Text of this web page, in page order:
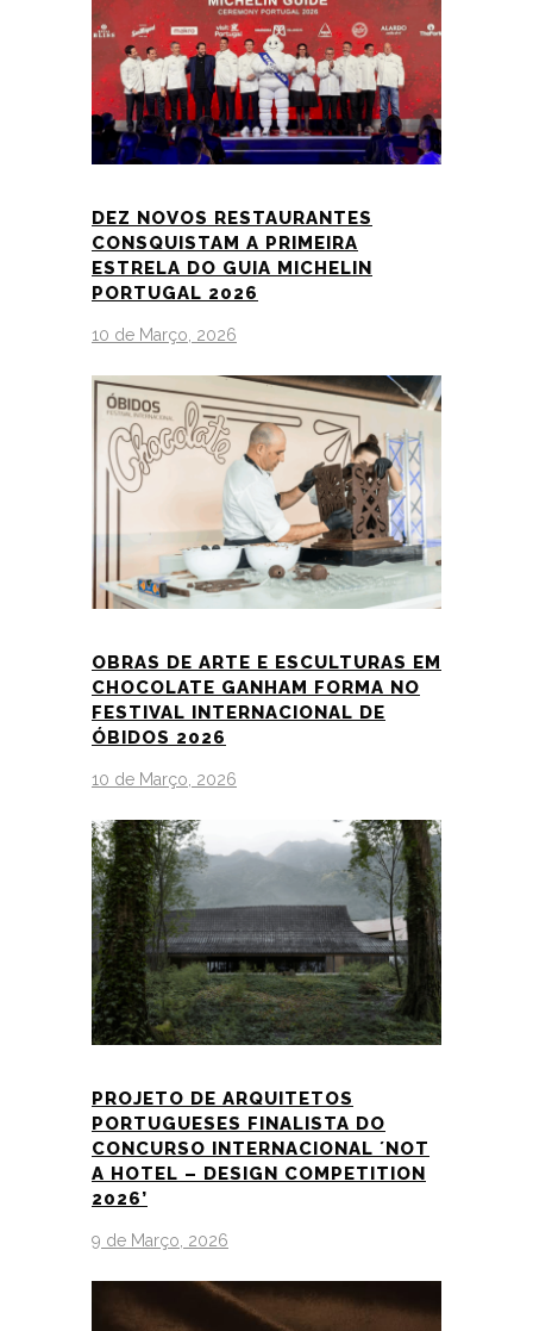
DEZ NOVOS RESTAURANTES
CONSQUISTAM A PRIMEIRA
ESTRELA DO GUIA MICHELIN
PORTUGAL 2026
10 de Março, 2026
OBRAS DE ARTE E ESCULTURAS EM
CHOCOLATE GANHAM FORMA NO
FESTIVAL INTERNACIONAL DE
ÓBIDOS 2026
10 de Março, 2026
PROJETO DE ARQUITETOS
PORTUGUESES FINALISTA DO
CONCURSO INTERNACIONAL ´NOT
A HOTEL – DESIGN COMPETITION
2026’
9 de Março, 2026